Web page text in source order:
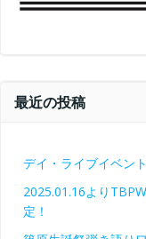
最近の投稿
デイ・ライブイベン
2025.01.16より
定！